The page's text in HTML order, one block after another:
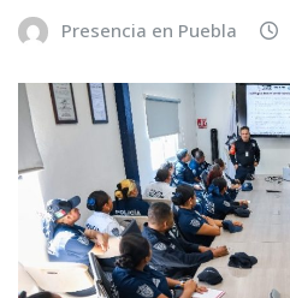
Presencia en Puebla